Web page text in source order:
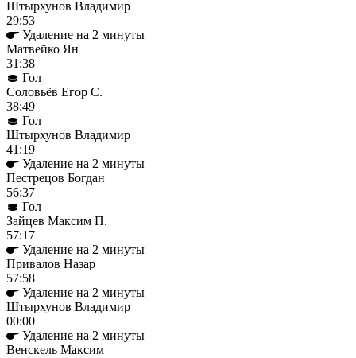
Штырхунов Владимир
29:53
Удаление на 2 минуты
Матвейко Ян
31:38
Гол
Соловьёв Егор С.
38:49
Гол
Штырхунов Владимир
41:19
Удаление на 2 минуты
Пестрецов Богдан
56:37
Гол
Зайцев Максим П.
57:17
Удаление на 2 минуты
Привалов Назар
57:58
Удаление на 2 минуты
Штырхунов Владимир
00:00
Удаление на 2 минуты
Венскель Максим